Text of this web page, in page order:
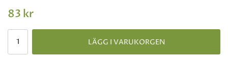
83 kr
LÄGG I VARUKORGEN